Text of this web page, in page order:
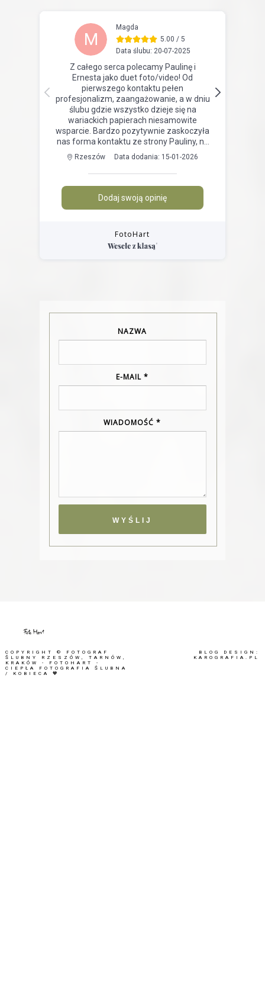
FotoHart
NAZWA
E-MAIL *
WIADOMOŚĆ *
COPYRIGHT ©
FOTOGRAF
ŚLUBNY RZESZÓW, TARNÓW,
KRAKÓW - FOTOHART -
CIEPŁA FOTOGRAFIA ŚLUBNA
/ KOBIECA 🧡
BLOG DESIGN:
KAROGRAFIA.PL